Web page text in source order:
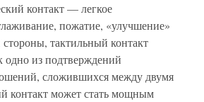
контакт — легкое
пожатие, «улучшение»
тактильный контакт
одно из подтверждений
сложившихся между двумя
контакт может стать мощным